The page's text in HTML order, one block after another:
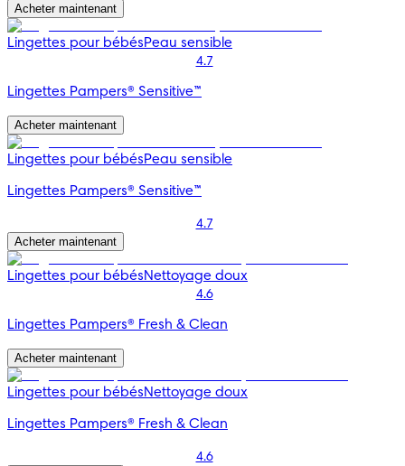
Acheter maintenant
Lingettes pour bébésPeau sensible
4.7
Lingettes Pampers® Sensitive™
Acheter maintenant
Lingettes pour bébésPeau sensible
Lingettes Pampers® Sensitive™
4.7
Acheter maintenant
Lingettes pour bébésNettoyage doux
4.6
Lingettes Pampers® Fresh & Clean
Acheter maintenant
Lingettes pour bébésNettoyage doux
Lingettes Pampers® Fresh & Clean
4.6